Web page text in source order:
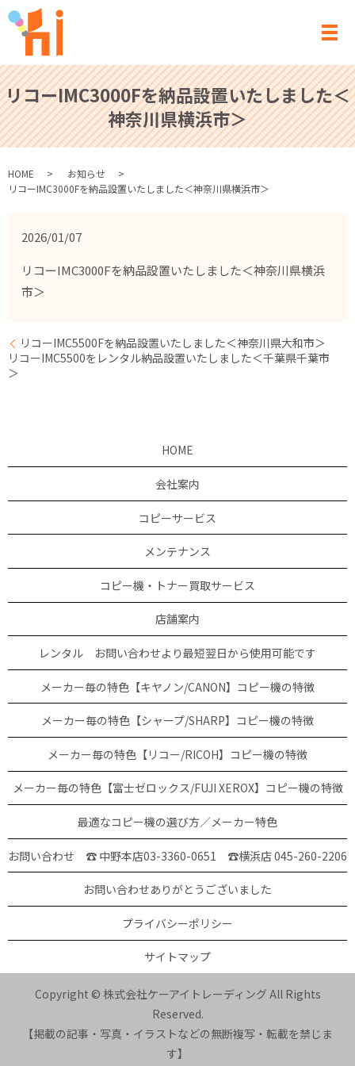
メ
リコーIMC3000Fを納品設置いたしました＜
神奈川県横浜市＞
HOME
お知らせ
リコーIMC3000Fを納品設置いたしました＜神奈川県横浜市＞
2026/01/07
リコーIMC3000Fを納品設置いたしました＜神奈川県横浜
市＞
リコーIMC5500Fを納品設置いたしました＜神奈川県大和市＞
リコーIMC5500をレンタル納品設置いたしました＜千葉県千葉市
＞
HOME
会社案内
コピーサービス
メンテナンス
コピー機・トナー買取サービス
店舗案内
レンタル お問い合わせより最短翌日から使用可能です
メーカー毎の特色【キヤノン/CANON】コピー機の特徴
メーカー毎の特色【シャープ/SHARP】コピー機の特徴
メーカー毎の特色【リコー/RICOH】コピー機の特徴
メーカー毎の特色【富士ゼロックス/FUJI XEROX】コピー機の特徴
最適なコピー機の選び方／メーカー特色
お問い合わせ ☎ 中野本店03-3360-0651 ☎横浜店 045-260-2206
お問い合わせありがとうございました
プライバシーポリシー
サイトマップ
Copyright © 株式会社ケーアイトレーディング All Rights
Reserved.
【掲載の記事・写真・イラストなどの無断複写・転載を禁じま
す】